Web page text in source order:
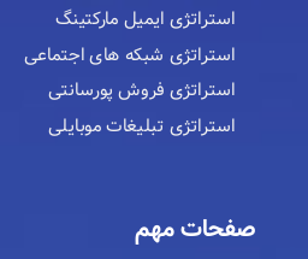
استراتژی ایمیل مارکتینگ
استراتژی شبکه های اجتماعی
استراتژی فروش پورسانتی
استراتژی تبلیغات موبایلی
صفحات مهم